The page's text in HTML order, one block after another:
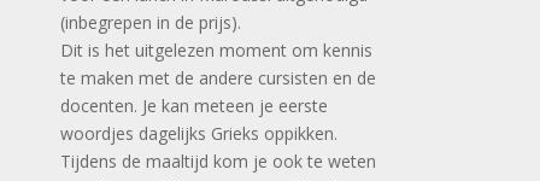
(inbegrepen in de prijs).
Dit is het uitgelezen moment om kennis
te maken met de andere cursisten en de
docenten. Je kan meteen je eerste
woordjes dagelijks Grieks oppikken.
Tijdens de maaltijd kom je ook te weten